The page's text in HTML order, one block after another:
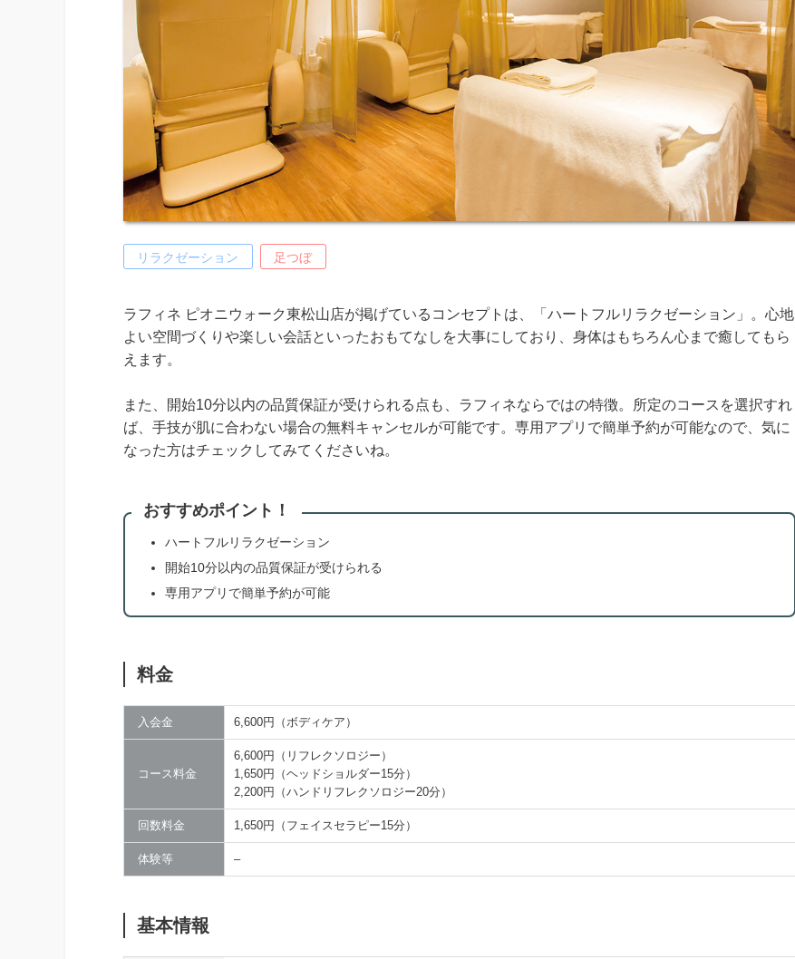
リラクゼーション 足つぼ
ラフィネ ピオニウォーク東松山店が掲げているコンセプトは、「ハートフルリラクゼーション」。心地
よい空間づくりや楽しい会話といったおもてなしを大事にしており、身体はもちろん心まで癒してもら
えます。
また、開始10分以内の品質保証が受けられる点も、ラフィネならではの特徴。所定のコースを選択すれ
ば、手技が肌に合わない場合の無料キャンセルが可能です。専用アプリで簡単予約が可能なので、気に
なった方はチェックしてみてくださいね。
おすすめポイント！
ハートフルリラクゼーション
開始10分以内の品質保証が受けられる
専用アプリで簡単予約が可能
料金
入会金 6,600円（ボディケア）
コース料金
6,600円（リフレクソロジー）
1,650円（ヘッドショルダー15分）
2,200円（ハンドリフレクソロジー20分）
回数料金 1,650円（フェイスセラピー15分）
体験等 –
基本情報